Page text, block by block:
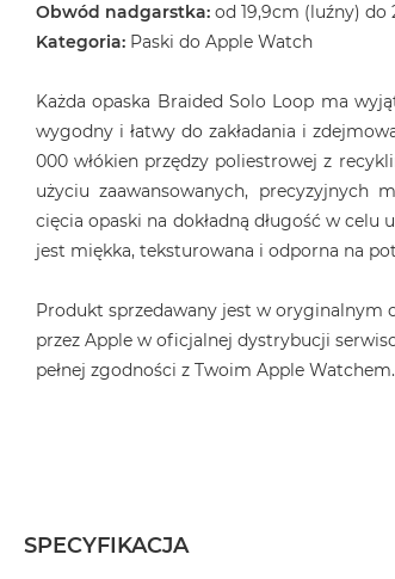
Obwód nadgarstka: od 19,9cm (luźny)
Kategoria: Paski do Apple Watch
Każda opaska Braided Solo Loop ma
wygodny i łatwy do zakładania i
000 włókien przędzy poliestrowej z
użyciu zaawansowanych, precyzyjnych
cięcia opaski na dokładną długość w
jest miękka, teksturowana i odporna na
Produkt sprzedawany jest w oryginalnym
przez Apple w oficjalnej dystrybucji
pełnej zgodności z Twoim Apple Watchem.
SPECYFIKACJA